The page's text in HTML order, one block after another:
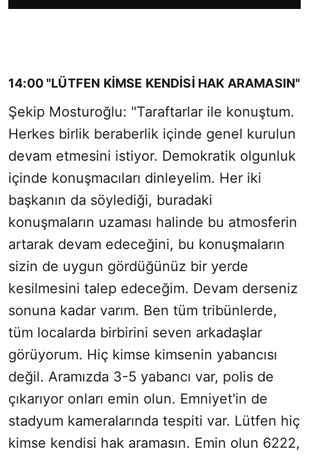
14:00 "LÜTFEN KİMSE KENDİSİ HAK ARAMASIN"
Şekip Mosturoğlu: "Taraftarlar ile konuştum.
Herkes birlik beraberlik içinde genel kurulun
devam etmesini istiyor. Demokratik olgunluk
içinde konuşmacıları dinleyelim. Her iki
başkanın da söylediği, buradaki
konuşmaların uzaması halinde bu atmosferin
artarak devam edeceğini, bu konuşmaların
sizin de uygun gördüğünüz bir yerde
kesilmesini talep edeceğim. Devam derseniz
sonuna kadar varım. Ben tüm tribünlerde,
tüm localarda birbirini seven arkadaşlar
görüyorum. Hiç kimse kimsenin yabancısı
değil. Aramızda 3-5 yabancı var, polis de
çıkarıyor onları emin olun. Emniyet'in de
stadyum kameralarında tespiti var. Lütfen hiç
kimse kendisi hak aramasın. Emin olun 6222,